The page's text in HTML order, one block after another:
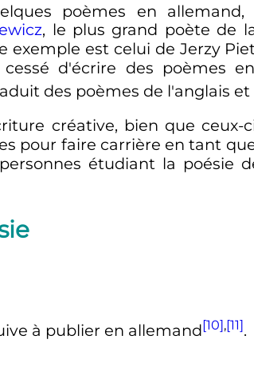
poèmes en allemand,
, le plus grand poète de
est celui de Jerzy
d'écrire des poèmes
des poèmes de l'anglais et
créative, bien que ceux-
pour faire carrière en tant
étudiant la poésie
à publier en allemand[10],[11].